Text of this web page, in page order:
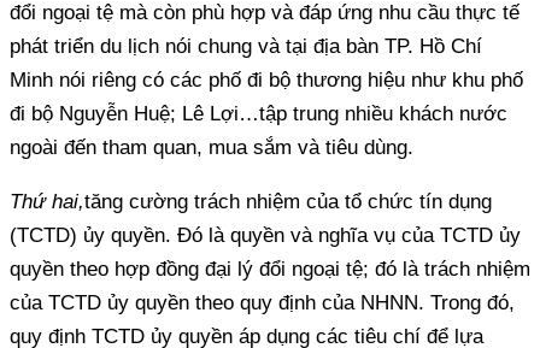
đổi ngoại tệ mà còn phù hợp và đáp ứng nhu cầu thực tế
phát triển du lịch nói chung và tại địa bàn TP. Hồ Chí
Minh nói riêng có các phố đi bộ thương hiệu như khu phố
đi bộ Nguyễn Huệ; Lê Lợi…tập trung nhiều khách nước
ngoài đến tham quan, mua sắm và tiêu dùng.
Thứ hai,tăng cường trách nhiệm của tổ chức tín dụng
(TCTD) ủy quyền. Đó là quyền và nghĩa vụ của TCTD ủy
quyền theo hợp đồng đại lý đổi ngoại tệ; đó là trách nhiệm
của TCTD ủy quyền theo quy định của NHNN. Trong đó,
quy định TCTD ủy quyền áp dụng các tiêu chí để lựa